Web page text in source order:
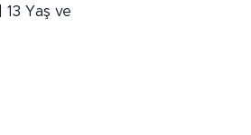
13 Yaş ve